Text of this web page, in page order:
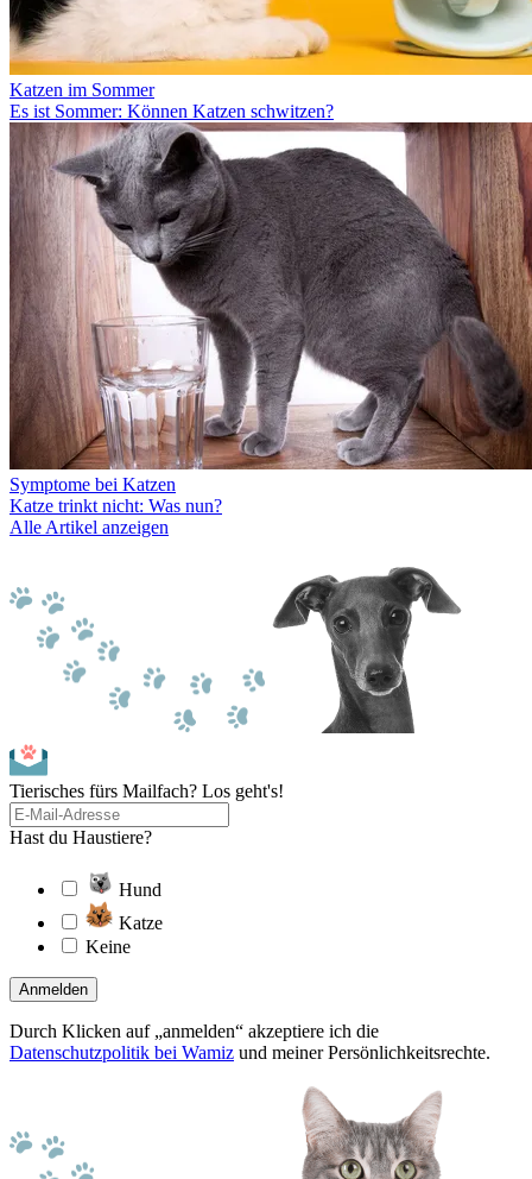
Katzen im Sommer
Es ist Sommer: Können Katzen schwitzen?
Symptome bei Katzen
Katze trinkt nicht: Was nun?
Alle Artikel anzeigen
Tierisches fürs Mailfach? Los geht's!
Hast du Haustiere?
Hund
Katze
Keine
Anmelden
Durch Klicken auf „anmelden“ akzeptiere ich die
Datenschutzpolitik bei Wamiz und meiner Persönlichkeitsrechte.